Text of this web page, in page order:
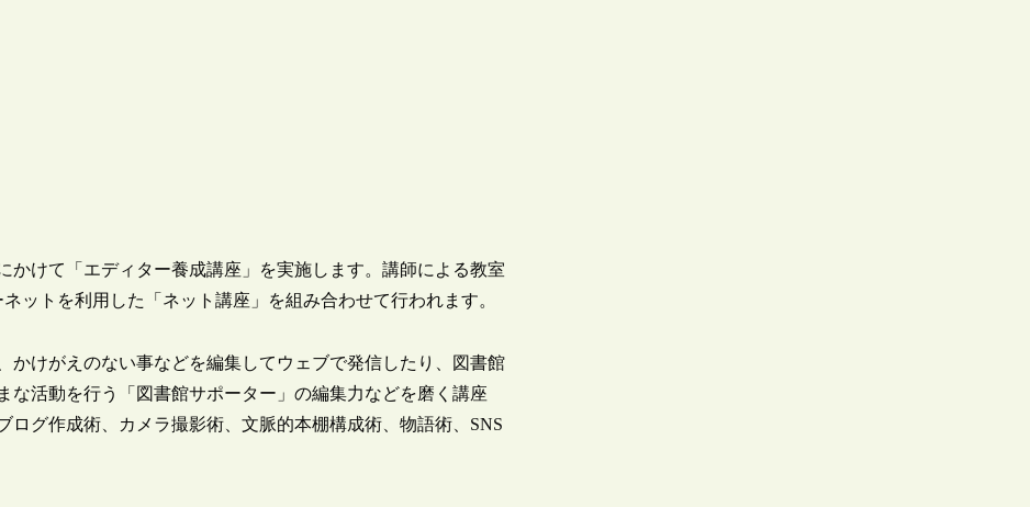
かけて「エディター養成講座」を実施します。講師による教室
ットを利用した「ネット講座」を組み合わせて行われます。
かけがえのない事などを編集してウェブで発信したり、図書館
活動を行う「図書館サポーター」の編集力などを磨く講座
グ作成術、カメラ撮影術、文脈的本棚構成術、物語術、SNS